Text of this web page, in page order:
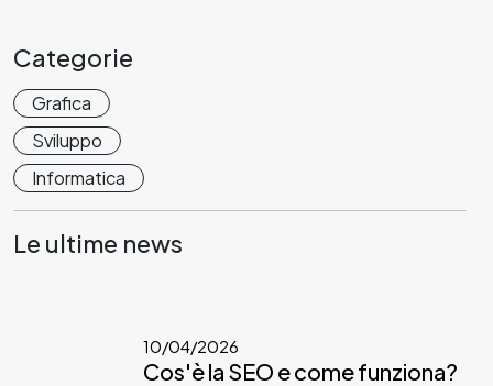
Categorie
Grafica
Sviluppo
Informatica
Le ultime news
10/04/2026
Cos'è la SEO e come funziona?